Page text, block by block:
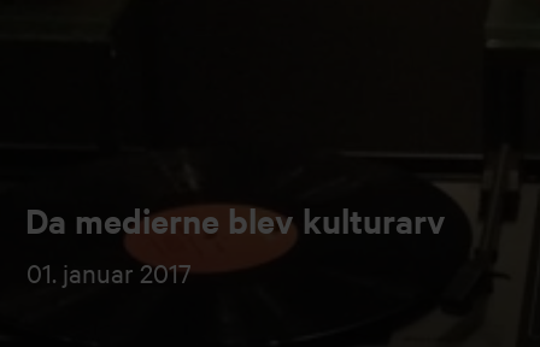
Da medierne blev kulturarv
01. januar 2017